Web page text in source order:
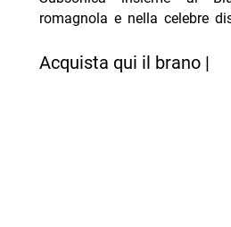
romagnola e nella celebre
Acquista qui il brano |